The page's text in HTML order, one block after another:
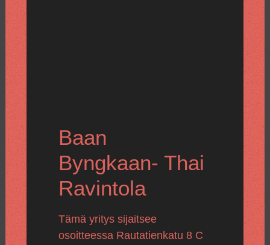
Baan
Byngkaan- Thai
Ravintola
Tämä yritys sijaitsee
osoitteessa Rautatienkatu 8 C